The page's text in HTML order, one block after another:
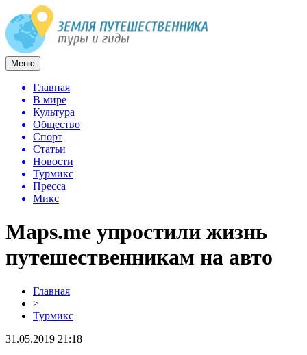
Меню
Главная
В мире
Культура
Общество
Спорт
Статьи
Новости
Турмикс
Пресса
Микс
Maps.me упростили жизнь
путешественникам на авто
Главная
>
Турмикс
31.05.2019 21:18